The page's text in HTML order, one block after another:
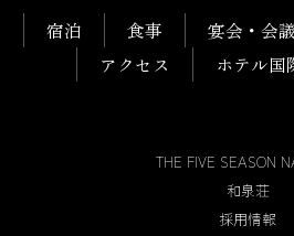
宿泊 食事 宴会・会議
アクセス
ホテル国
THE FIVE SEASON
和泉荘
採用情報